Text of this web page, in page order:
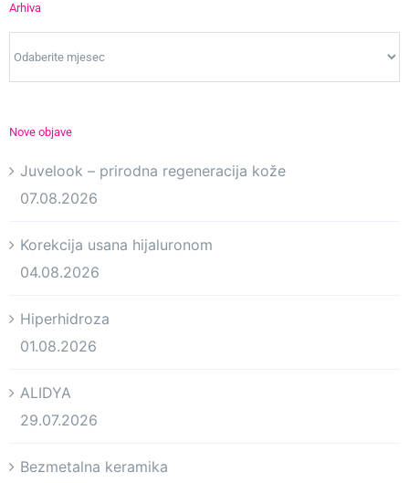
Arhiva
Nove objave
Juvelook – prirodna regeneracija kože
07.08.2026
Korekcija usana hijaluronom
04.08.2026
Hiperhidroza
01.08.2026
ALIDYA
29.07.2026
Bezmetalna keramika